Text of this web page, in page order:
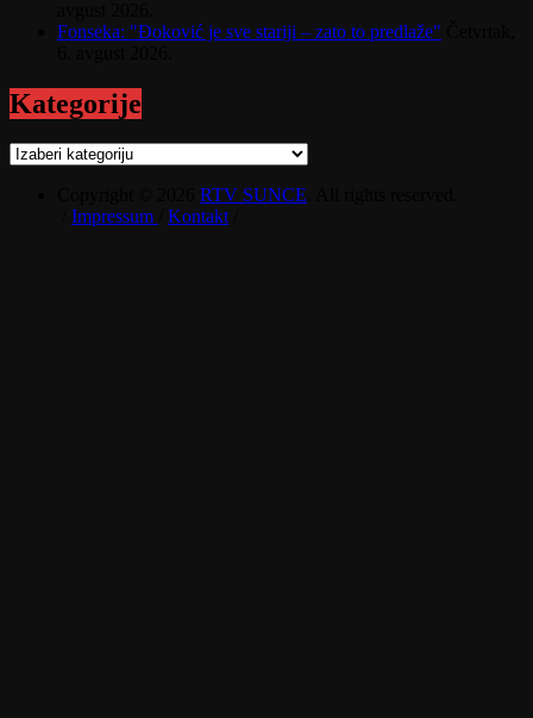
Fonseka: "Đoković je sve stariji – zato to predlaže"
Kategorije
Kategorije
RTV SUNCE
Impressum Kontakt/